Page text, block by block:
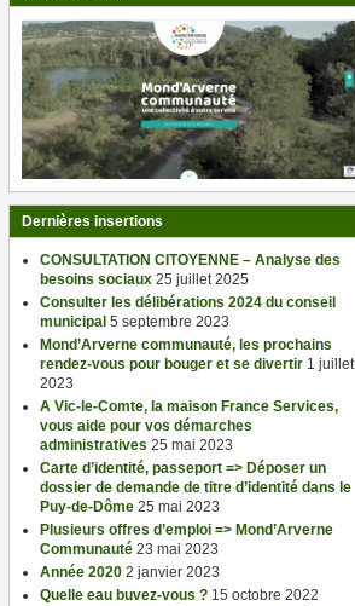
Dernières insertions
CONSULTATION CITOYENNE – Analyse des
besoins sociaux 25 juillet 2025
Consulter les délibérations 2024 du conseil
municipal 5 septembre 2023
Mond’Arverne communauté, les prochains
rendez-vous pour bouger et se divertir 1 juillet
2023
A Vic-le-Comte, la maison France Services,
vous aide pour vos démarches
administratives 25 mai 2023
Carte d’identité, passeport => Déposer un
dossier de demande de titre d’identité dans le
Puy-de-Dôme 25 mai 2023
Plusieurs offres d’emploi => Mond’Arverne
Communauté 23 mai 2023
Année 2020 2 janvier 2023
Quelle eau buvez-vous ? 15 octobre 2022